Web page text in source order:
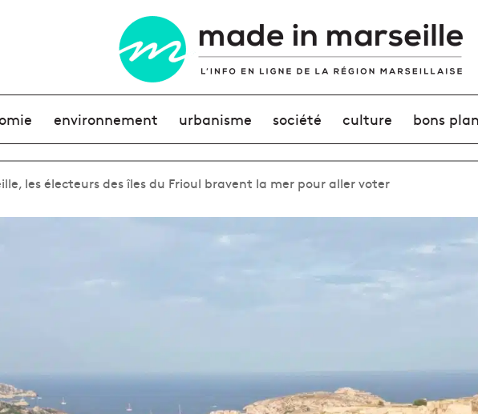
environnement urbanisme société culture bons
les électeurs des îles du Frioul bravent la mer pour aller voter